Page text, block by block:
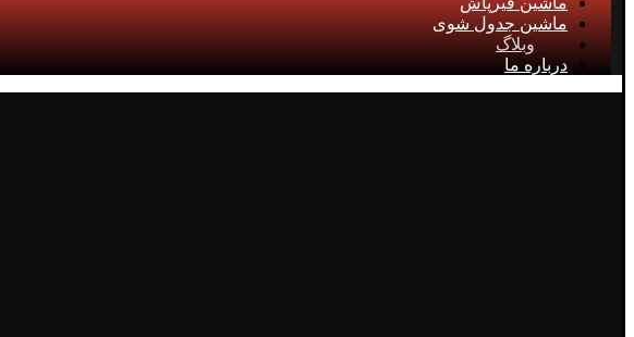
ماشین جدول شوی
وبلاگ
درباره ما